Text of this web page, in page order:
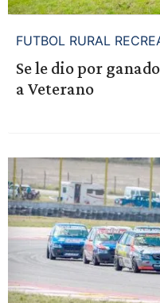
FUTBOL RURAL
Se le dio por
a Veterano